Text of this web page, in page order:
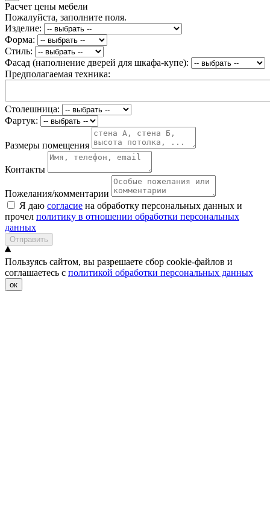
Расчет цены мебели
Пожалуйста, заполните поля.
Изделие:
Форма:
Стиль:
Фасад (наполнение дверей для шкафа-купе):
Предполагаемая техника:
Столешница:
Фартук:
Размеры помещения
Контакты
Пожелания/комментарии
Я даю согласие на обработку персональных данных и
прочел политику в отношении обработки персональных
данных
Отправить
Пользуясь сайтом, вы разрешаете сбор cookie-файлов и
соглашаетесь с политикой обработки персональных данных
ок